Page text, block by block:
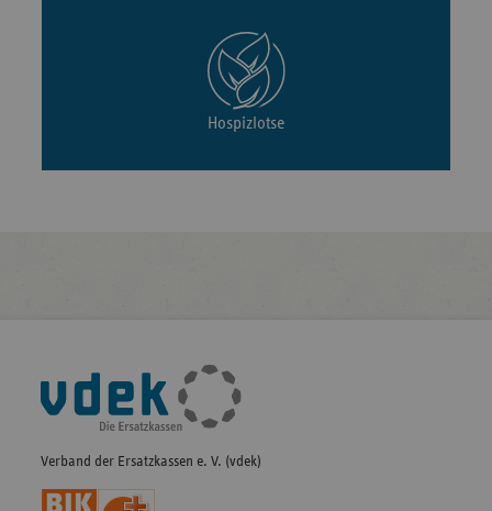
Hospizlotse
Fußleisten-
Navigation
Verband der Ersatzkassen e. V. (vdek)